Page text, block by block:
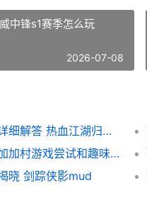
中锋s1赛季怎么玩
2026-07-08
热血江湖归来泫勃派地图详细解答 热血江湖归来泫勃城商业街
保卫加加村好玩吗｜保卫加加村游戏尝试和趣味性深度解析 保卫村庄的游戏手机游戏
晓 剑踪侠影mud